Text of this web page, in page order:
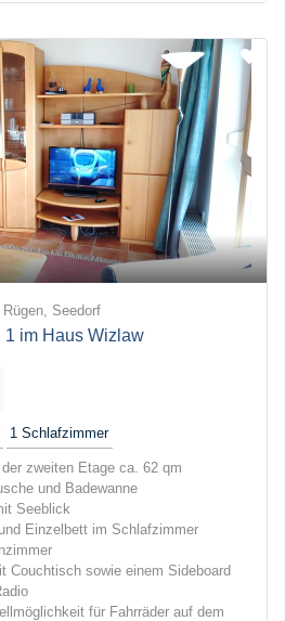
Seedorf
1 im Haus Wizlaw
1 Schlafzimmer
zweiten Etage ca. 62 qm
und Badewanne
Seeblick
Einzelbett im Schlafzimmer
Couchtisch sowie einem Sideboard
für Fahrräder auf dem